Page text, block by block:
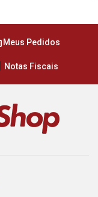
Meus Pedidos
Notas Fiscais